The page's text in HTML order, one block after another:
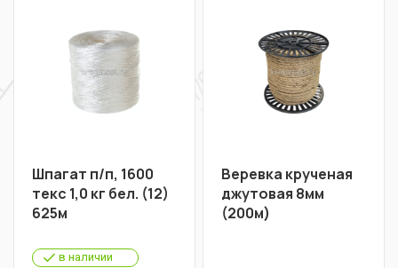
Шпагат п/п, 1600
текс 1,0 кг бел. (12)
625м
в наличии
Веревка крученая
джутовая 8мм
(200м)